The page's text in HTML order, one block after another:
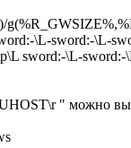
\L-sword:-\L-
sword:-\L-sword:-
" можно